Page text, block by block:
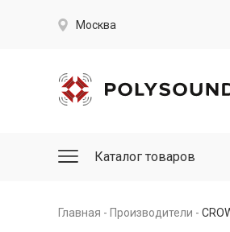
Москва
Каталог товаров
Главная Производители